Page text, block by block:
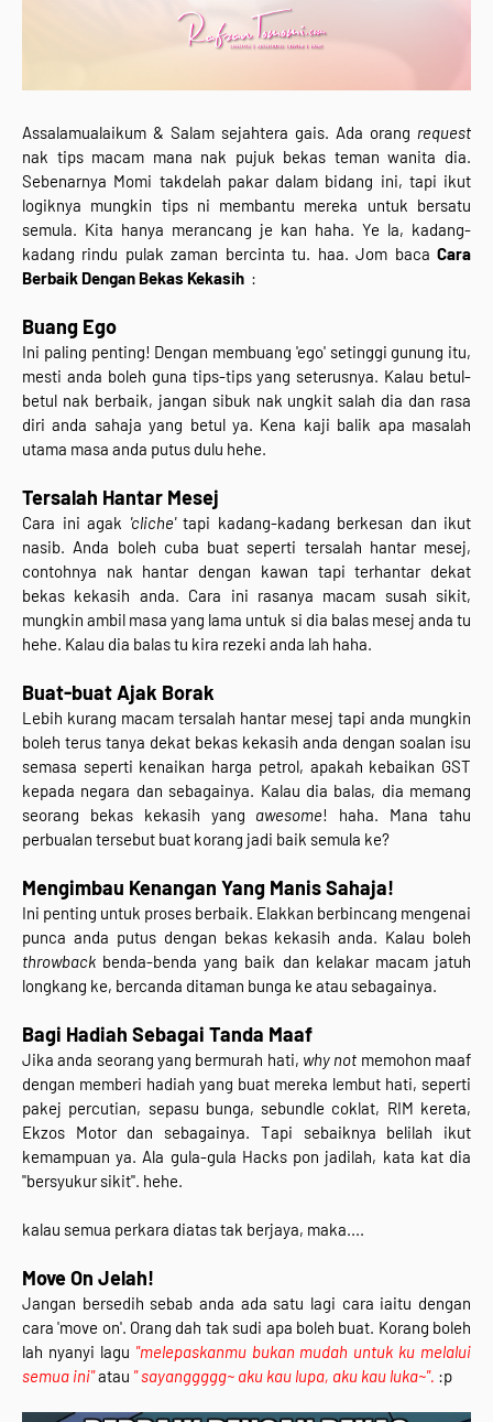
Assalamualaikum & Salam sejahtera gais. Ada orang request
nak tips macam mana nak pujuk bekas teman wanita dia.
Sebenarnya Momi takdelah pakar dalam bidang ini, tapi ikut
logiknya mungkin tips ni membantu mereka untuk bersatu
semula. Kita hanya merancang je kan haha. Ye la, kadang-
kadang rindu pulak zaman bercinta tu. haa. Jom baca Cara
Berbaik Dengan Bekas Kekasih :
Buang Ego
Ini paling penting! Dengan membuang 'ego' setinggi gunung itu,
mesti anda boleh guna tips-tips yang seterusnya. Kalau betul-
betul nak berbaik, jangan sibuk nak ungkit salah dia dan rasa
diri anda sahaja yang betul ya. Kena kaji balik apa masalah
utama masa anda putus dulu hehe.
Tersalah Hantar Mesej
Cara ini agak 'cliche'tapi kadang-kadang berkesan dan ikut
nasib. Anda boleh cuba buat seperti tersalah hantar mesej,
contohnya nak hantar dengan kawan tapi terhantar dekat
bekas kekasih anda. Cara ini rasanya macam susah sikit,
mungkin ambil masa yang lama untuk si dia balas mesej anda tu
hehe. Kalau dia balas tu kira rezeki anda lah haha.
Buat-buat Ajak Borak
Lebih kurang macam tersalah hantar mesej tapi anda mungkin
boleh terus tanya dekat bekas kekasih anda dengan soalan isu
semasa seperti kenaikan harga petrol, apakah kebaikan GST
kepada negara dan sebagainya. Kalau dia balas, dia memang
seorang bekas kekasih yang awesome! haha. Mana tahu
perbualan tersebut buat korang jadi baik semula ke?
Mengimbau Kenangan Yang Manis Sahaja!
Ini penting untuk proses berbaik. Elakkan berbincang mengenai
punca anda putus dengan bekas kekasih anda. Kalau boleh
throwback benda-benda yang baik dan kelakar macam jatuh
longkang ke, bercanda ditaman bunga ke atau sebagainya.
Bagi Hadiah Sebagai Tanda Maaf
Jika anda seorang yang bermurah hati, why not memohon maaf
dengan memberi hadiah yang buat mereka lembut hati, seperti
pakej percutian, sepasu bunga, sebundle coklat, RIM kereta,
Ekzos Motor dan sebagainya. Tapi sebaiknya belilah ikut
kemampuan ya. Ala gula-gula Hacks pon jadilah, kata kat dia
"bersyukur sikit". hehe.
kalau semua perkara diatas tak berjaya, maka....
Move On Jelah!
Jangan bersedih sebab anda ada satu lagi cara iaitu dengan
cara 'move on'. Orang dah tak sudi apa boleh buat. Korang boleh
lah nyanyi lagu "melepaskanmu bukan mudah untuk ku melalui
semua ini"atau " sayanggggg~ aku kau lupa, aku kau luka~". :p